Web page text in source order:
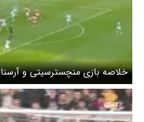
خلاصه بازی منچسترسیتی و